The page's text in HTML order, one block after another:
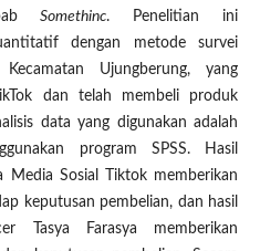
Somethinc. Penelitian ini
dengan metode survei
Ujungberung, yang
dan telah membeli produk
data yang digunakan adalah
program SPSS. Hasil
Media Sosial Tiktok memberikan
keputusan pembelian, dan hasil
Tasya Farasya memberikan